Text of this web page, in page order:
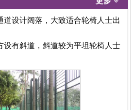
道设计阔落，大致适合轮椅人士出
设有斜道，斜道较为平坦轮椅人士